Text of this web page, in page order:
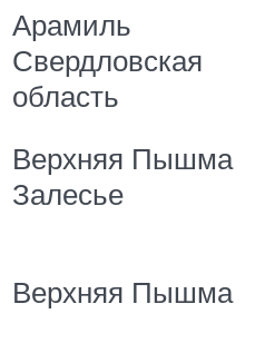
Арамиль
Свердловская
область
Верхняя Пышма
Залесье
Верхняя Пышма